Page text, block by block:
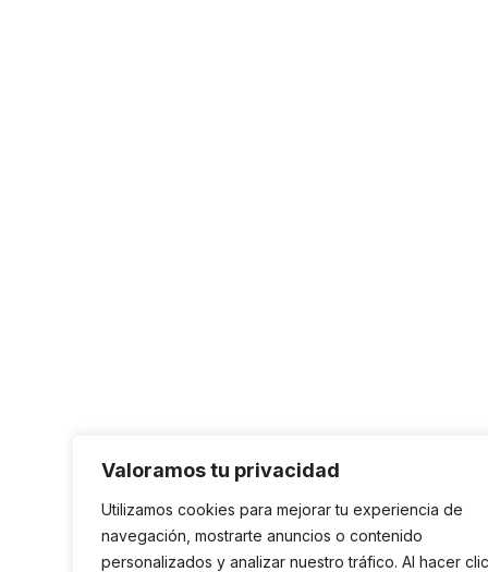
Valoramos tu privacidad
Utilizamos cookies para mejorar tu experiencia de
navegación, mostrarte anuncios o contenido
personalizados y analizar nuestro tráfico. Al hacer